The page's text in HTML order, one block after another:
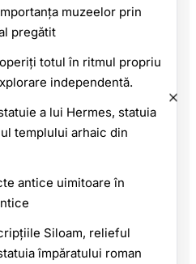
muzeelor prin
pregătit
totul în ritmul propriu
independentă.
a lui Hermes, statuia
templului arhaic din
antice uimitoare în
Siloam, relieful
împăratului roman